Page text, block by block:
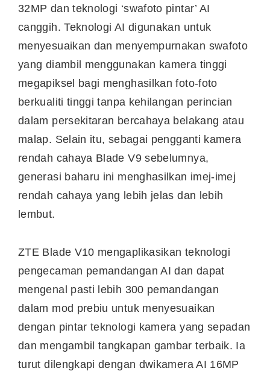
32MP dan teknologi ‘swafoto pintar’ AI
canggih. Teknologi AI digunakan untuk
menyesuaikan dan menyempurnakan swafoto
yang diambil menggunakan kamera tinggi
megapiksel bagi menghasilkan foto-foto
berkualiti tinggi tanpa kehilangan perincian
dalam persekitaran bercahaya belakang atau
malap. Selain itu, sebagai pengganti kamera
rendah cahaya Blade V9 sebelumnya,
generasi baharu ini menghasilkan imej-imej
rendah cahaya yang lebih jelas dan lebih
lembut.
ZTE Blade V10 mengaplikasikan teknologi
pengecaman pemandangan AI dan dapat
mengenal pasti lebih 300 pemandangan
dalam mod prebiu untuk menyesuaikan
dengan pintar teknologi kamera yang sepadan
dan mengambil tangkapan gambar terbaik. Ia
turut dilengkapi dengan dwikamera AI 16MP